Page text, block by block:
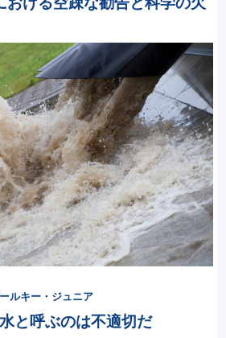
ルキー・ジュニア
と呼ぶのは不適切だ